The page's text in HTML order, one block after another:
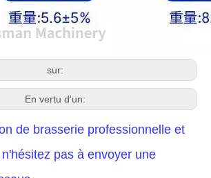
sur:
En vertu d'un:
de brasserie professionnelle et
pas à envoyer une